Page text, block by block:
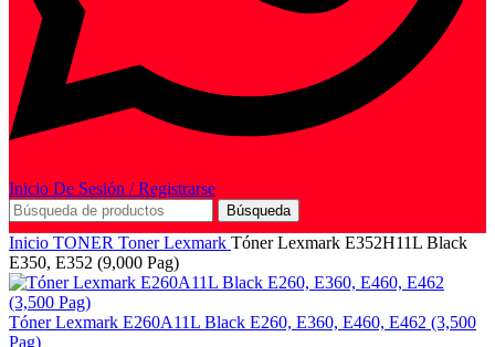
Inicio De Sesión / Registrarse
Búsqueda
Inicio TONER Toner Lexmark Tóner Lexmark E352H11L Black
E350, E352 (9,000 Pag)
Tóner Lexmark E260A11L Black E260, E360, E460, E462 (3,500
Pag)